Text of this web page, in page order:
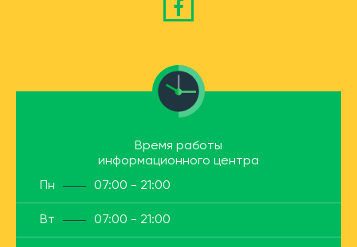
Время работы
информационного центра
Пн
07:00 - 21:00
Вт 07:00 - 21:00